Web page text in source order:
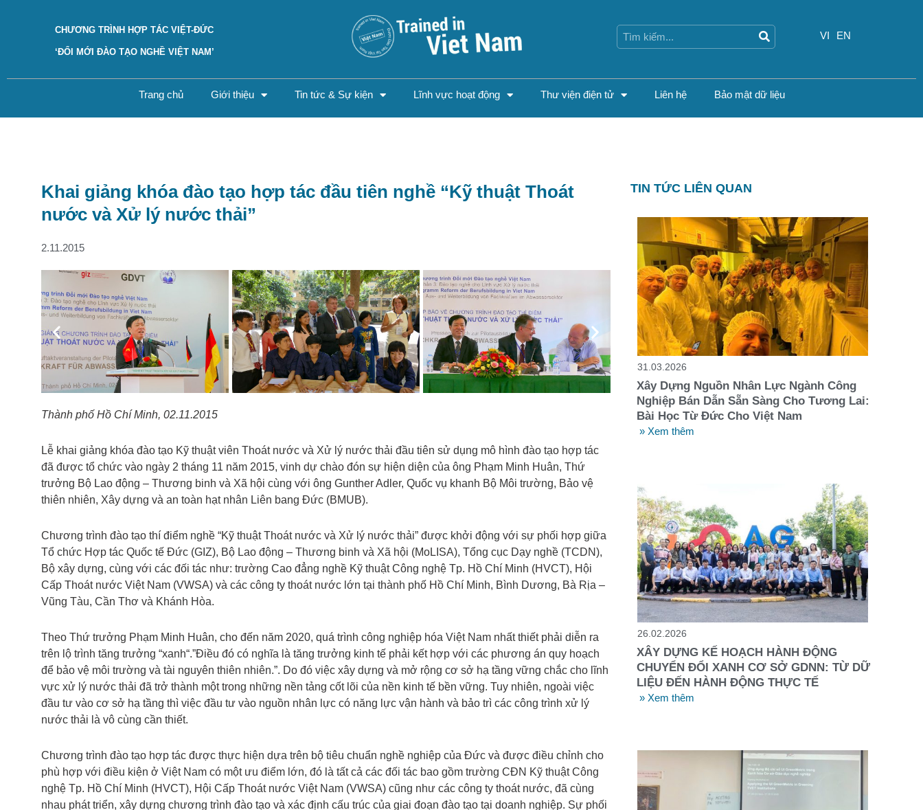
CHƯƠNG TRÌNH HỢP TÁC VIỆT-ĐỨC
‘ĐỔI MỚI ĐÀO TẠO NGHỀ VIỆT NAM’
VI
EN
Trang chủ Giới thiệu Tin tức & Sự kiện Lĩnh vực hoạt động Thư viện điện tử Liên hệ Bảo mật dữ liệu
Khai giảng khóa đào tạo hợp tác đầu tiên nghề “Kỹ thuật Thoát
nước và Xử lý nước thải”
2.11.2015
Previous Next
Thành phố Hồ Chí Minh, 02.11.2015
Lễ khai giảng khóa đào tạo Kỹ thuật viên Thoát nước và Xử lý nước thải đầu tiên sử dụng mô hình đào tạo hợp tác
đã được tổ chức vào ngày 2 tháng 11 năm 2015, vinh dự chào đón sự hiện diện của ông Phạm Minh Huân, Thứ
trưởng Bộ Lao động – Thương binh và Xã hội cùng với ông Gunther Adler, Quốc vụ khanh Bộ Môi trường, Bảo vệ
thiên nhiên, Xây dựng và an toàn hạt nhân Liên bang Đức (BMUB).
Chương trình đào tạo thí điểm nghề “Kỹ thuật Thoát nước và Xử lý nước thải” được khởi động với sự phối hợp giữa
Tổ chức Hợp tác Quốc tế Đức (GIZ), Bộ Lao động – Thương binh và Xã hội (MoLISA), Tổng cục Dạy nghề (TCDN),
Bộ xây dựng, cùng với các đối tác như: trường Cao đẳng nghề Kỹ thuật Công nghệ Tp. Hồ Chí Minh (HVCT), Hội
Cấp Thoát nước Việt Nam (VWSA) và các công ty thoát nước lớn tại thành phố Hồ Chí Minh, Bình Dương, Bà Rịa –
Vũng Tàu, Cần Thơ và Khánh Hòa.
Theo Thứ trưởng Phạm Minh Huân, cho đến năm 2020, quá trình công nghiệp hóa Việt Nam nhất thiết phải diễn ra
trên lộ trình tăng trưởng “xanh“.”Điều đó có nghĩa là tăng trưởng kinh tế phải kết hợp với các phương án quy hoạch
để bảo vệ môi trường và tài nguyên thiên nhiên.”. Do đó việc xây dựng và mở rộng cơ sở hạ tầng vững chắc cho lĩnh
vực xử lý nước thải đã trở thành một trong những nền tảng cốt lõi của nền kinh tế bền vững. Tuy nhiên, ngoài việc
đầu tư vào cơ sở hạ tầng thì việc đầu tư vào nguồn nhân lực có năng lực vận hành và bảo trì các công trình xử lý
nước thải là vô cùng cần thiết.
Chương trình đào tạo hợp tác được thực hiện dựa trên bộ tiêu chuẩn nghề nghiệp của Đức và được điều chỉnh cho
phù hợp với điều kiện ở Việt Nam có một ưu điểm lớn, đó là tất cả các đối tác bao gồm trường CĐN Kỹ thuật Công
nghệ Tp. Hồ Chí Minh (HVCT), Hội Cấp Thoát nước Việt Nam (VWSA) cũng như các công ty thoát nước, đã cùng
nhau phát triển, xây dựng chương trình đào tạo và xác định cấu trúc của giai đoạn đào tạo tại doanh nghiệp. Sự phối
TIN TỨC LIÊN QUAN
31.03.2026
Xây Dựng Nguồn Nhân Lực Ngành Công
Nghiệp Bán Dẫn Sẵn Sàng Cho Tương Lai:
Bài Học Từ Đức Cho Việt Nam
» Xem thêm
26.02.2026
XÂY DỰNG KẾ HOẠCH HÀNH ĐỘNG
CHUYỂN ĐỔI XANH CƠ SỞ GDNN: TỪ DỮ
LIỆU ĐẾN HÀNH ĐỘNG THỰC TẾ
» Xem thêm